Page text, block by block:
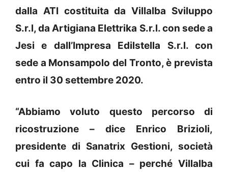
dalla ATI costituita da Villalba Sviluppo
S.r.l, da Artigiana Elettrika S.r.l. con sede a
Jesi e dall’Impresa Edilstella S.r.l. con
sede a Monsampolo del Tronto, è prevista
entro il 30 settembre 2020.
“Abbiamo voluto questo percorso di
ricostruzione – dice Enrico Brizioli,
presidente di Sanatrix Gestioni, società
cui fa capo la Clinica – perché Villalba